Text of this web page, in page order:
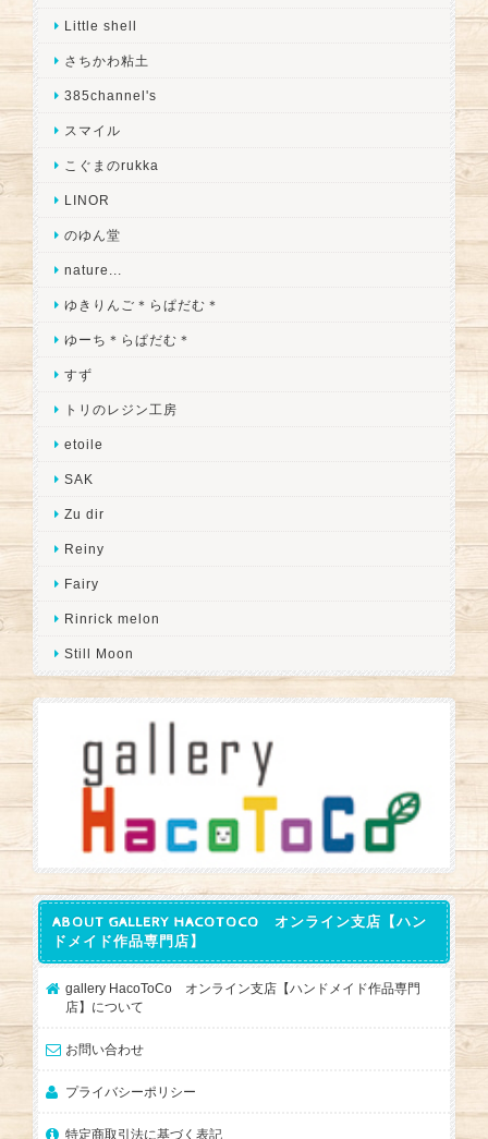
Little shell
さちかわ粘土
385channel's
スマイル
こぐまのrukka
LINOR
のゆん堂
nature...
ゆきりんご＊らぱだむ＊
ゆーち＊らぱだむ＊
すず
トリのレジン工房
etoile
SAK
Zu dir
Reiny
Fairy
Rinrick melon
Still Moon
ABOUT GALLERY HACOTOCO オンライン支店【ハン
ドメイド作品専門店】
gallery HacoToCo オンライン支店【ハンドメイド作品専門
店】について
お問い合わせ
プライバシーポリシー
特定商取引法に基づく表記